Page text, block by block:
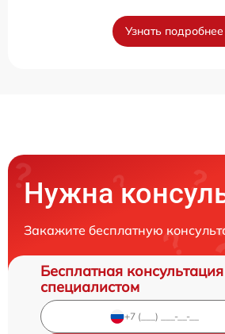
Узнать подробнее
Нужна
Закажите бесплатную
Бесплатная
специалистом